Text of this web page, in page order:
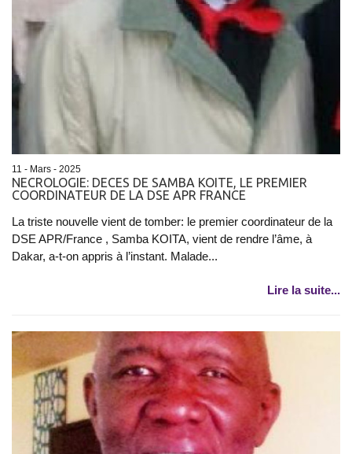
11 - Mars - 2025
NECROLOGIE: DECES DE SAMBA KOITE, LE PREMIER
COORDINATEUR DE LA DSE APR FRANCE
La triste nouvelle vient de tomber: le premier coordinateur de la
DSE APR/France , Samba KOITA, vient de rendre l’âme, à
Dakar, a-t-on appris à l’instant. Malade...
Lire la suite...